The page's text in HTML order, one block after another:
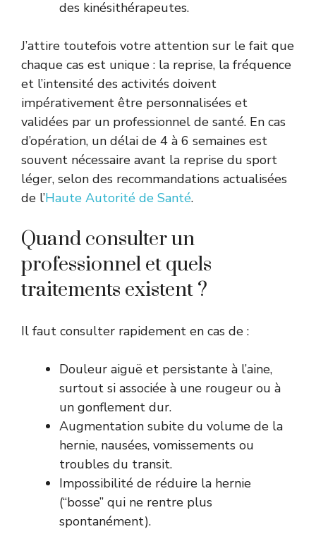
des kinésithérapeutes.
J’attire toutefois votre attention sur le fait que
chaque cas est unique : la reprise, la fréquence
et l’intensité des activités doivent
impérativement être personnalisées et
validées par un professionnel de santé. En cas
d’opération, un délai de 4 à 6 semaines est
souvent nécessaire avant la reprise du sport
léger, selon des recommandations actualisées
de l’Haute Autorité de Santé.
Quand consulter un
professionnel et quels
traitements existent ?
Il faut consulter rapidement en cas de :
Douleur aiguë et persistante à l’aine,
surtout si associée à une rougeur ou à
un gonflement dur.
Augmentation subite du volume de la
hernie, nausées, vomissements ou
troubles du transit.
Impossibilité de réduire la hernie
(“bosse” qui ne rentre plus
spontanément).